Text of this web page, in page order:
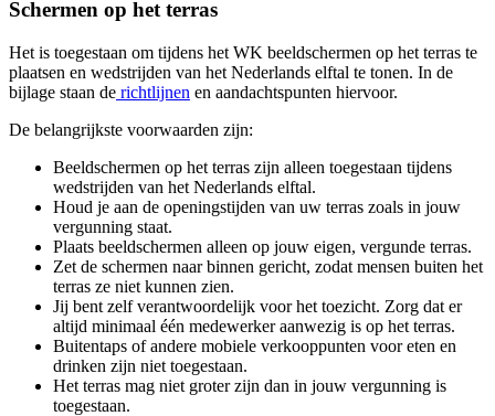
Schermen op het terras
Het is toegestaan om tijdens het WK beeldschermen op het terras te
plaatsen en wedstrijden van het Nederlands elftal te tonen. In de
bijlage staan de richtlijnen en aandachtspunten hiervoor.
De belangrijkste voorwaarden zijn:
Beeldschermen op het terras zijn alleen toegestaan tijdens
wedstrijden van het Nederlands elftal.
Houd je aan de openingstijden van uw terras zoals in jouw
vergunning staat.
Plaats beeldschermen alleen op jouw eigen, vergunde terras.
Zet de schermen naar binnen gericht, zodat mensen buiten het
terras ze niet kunnen zien.
Jij bent zelf verantwoordelijk voor het toezicht. Zorg dat er
altijd minimaal één medewerker aanwezig is op het terras.
Buitentaps of andere mobiele verkooppunten voor eten en
drinken zijn niet toegestaan.
Het terras mag niet groter zijn dan in jouw vergunning is
toegestaan.